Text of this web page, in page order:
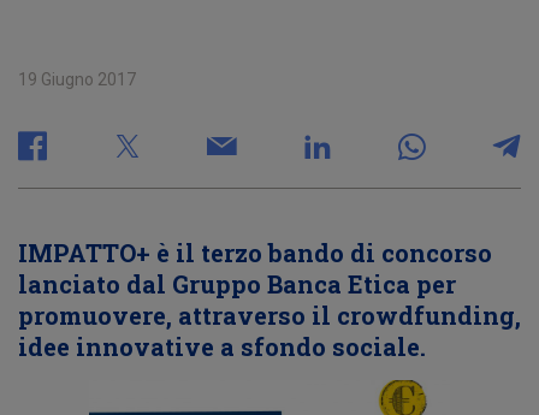
19 Giugno 2017
IMPATTO+ è il terzo bando di concorso
lanciato dal Gruppo Banca Etica per
promuovere, attraverso il crowdfunding,
idee innovative a sfondo sociale.